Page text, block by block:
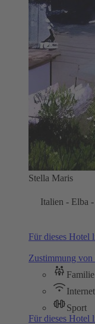
Stella Maris
Italien - Elba
Für dieses Hotel
Zustimmung
Familie
Sport
Für dieses Hotel